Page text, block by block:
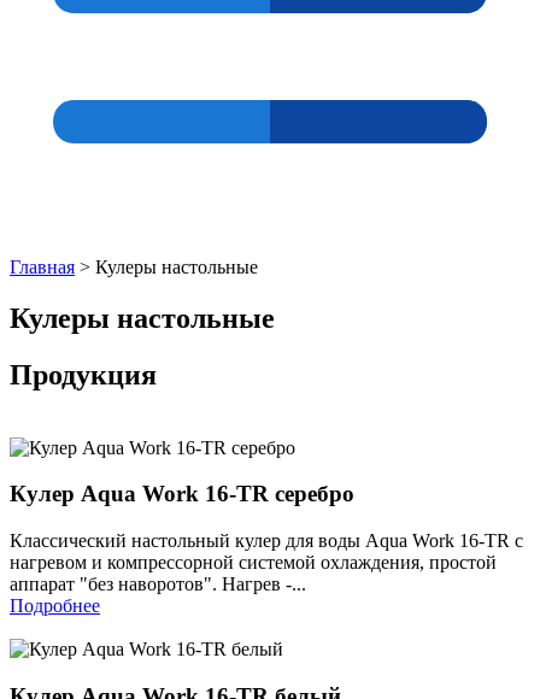
Главная > Кулеры настольные
Кулеры настольные
Продукция
Кулер Aqua Work 16-TR серебро
Классический настольный кулер для воды Aqua Work 16-TR с
нагревом и компрессорной системой охлаждения, простой
аппарат "без наворотов". Нагрев -...
Подробнее